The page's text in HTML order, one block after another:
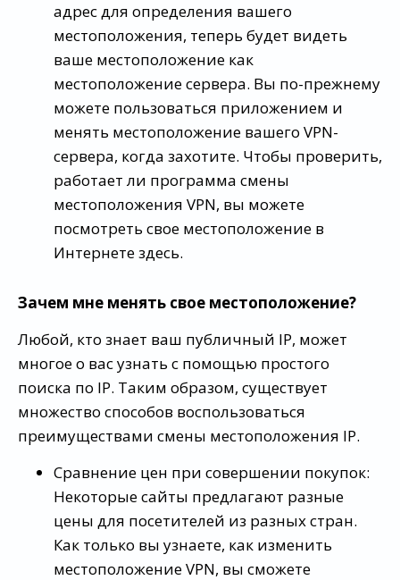
адрес для определения вашего
местоположения, теперь будет видеть
ваше местоположение как
местоположение сервера. Вы по-прежнему
можете пользоваться приложением и
менять местоположение вашего VPN-
сервера, когда захотите. Чтобы проверить,
работает ли программа смены
местоположения VPN, вы можете
посмотреть свое местоположение в
Интернете здесь.
Зачем мне менять свое местоположение?
Любой, кто знает ваш публичный IP, может
многое о вас узнать с помощью простого
поиска по IP. Таким образом, существует
множество способов воспользоваться
преимуществами смены местоположения IP.
Сравнение цен при совершении покупок:
Некоторые сайты предлагают разные
цены для посетителей из разных стран.
Как только вы узнаете, как изменить
местоположение VPN, вы сможете